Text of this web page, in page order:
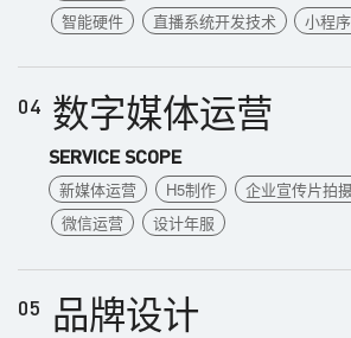
智能硬件
直播系统开发技术 小程
04 数字媒体运营
SERVICE SCOPE
新媒体运营
H5制作 企业宣传片拍
微信运营
设计年服
05 品牌设计